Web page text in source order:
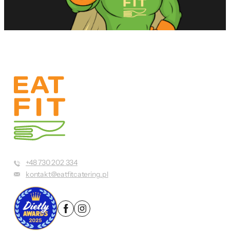
+48 730 202 334
kontakt@eatfitcatering.pl